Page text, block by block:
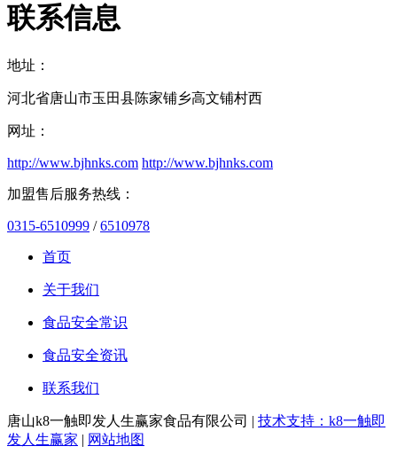
联系信息
地址：
河北省唐山市玉田县陈家铺乡高文铺村西
网址：
http://www.bjhnks.com http://www.bjhnks.com
加盟售后服务热线：
0315-6510999 /6510978
首页
关于我们
食品安全常识
食品安全资讯
联系我们
唐山k8一触即发人生赢家食品有限公司 | 技术支持：k8一触即
发人生赢家 | 网站地图